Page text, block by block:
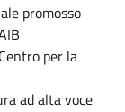
promosso
per la
ad alta voce